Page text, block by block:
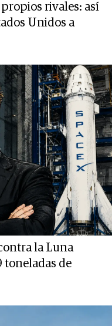
rivales: así
Unidos a
la Luna
toneladas de